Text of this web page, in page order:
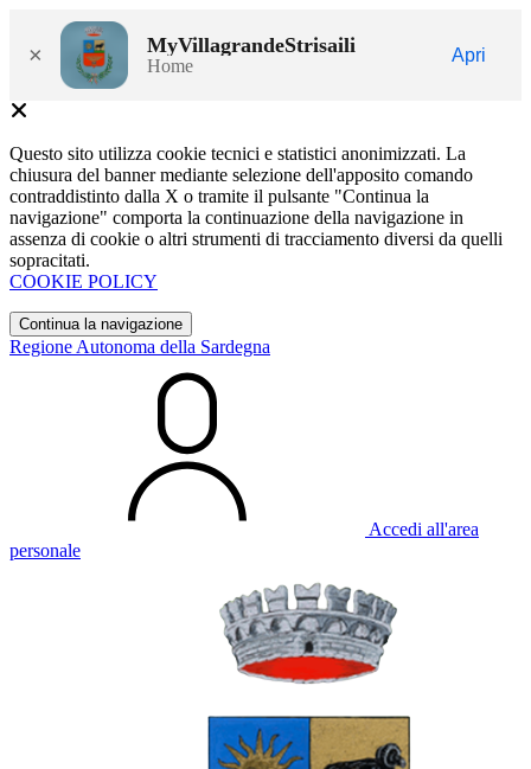
× MyVillagrandeStrisaili
Home
Apri
Questo sito utilizza cookie tecnici e statistici anonimizzati. La
chiusura del banner mediante selezione dell'apposito comando
contraddistinto dalla X o tramite il pulsante "Continua la
navigazione" comporta la continuazione della navigazione in
assenza di cookie o altri strumenti di tracciamento diversi da quelli
sopracitati.
COOKIE POLICY
Continua la navigazione
Regione Autonoma della Sardegna
Accedi all'area
personale